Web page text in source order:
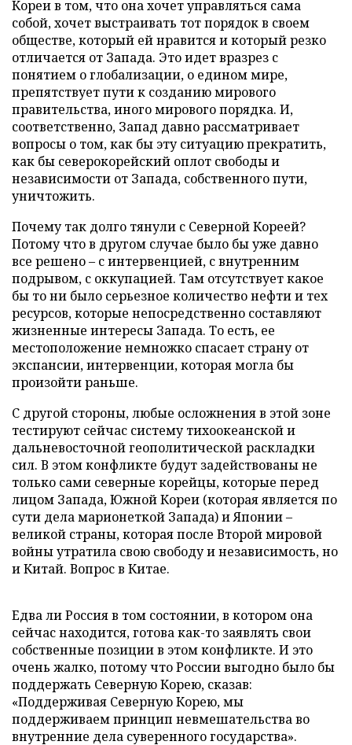
Кореи в том, что она хочет управляться сама
собой, хочет выстраивать тот порядок в своем
обществе, который ей нравится и который резко
отличается от Запада. Это идет вразрез с
понятием о глобализации, о едином мире,
препятствует пути к созданию мирового
правительства, иного мирового порядка. И,
соответственно, Запад давно рассматривает
вопросы о том, как бы эту ситуацию прекратить,
как бы северокорейский оплот свободы и
независимости от Запада, собственного пути,
уничтожить.
Почему так долго тянули с Северной Кореей?
Потому что в другом случае было бы уже давно
все решено – с интервенцией, с внутренним
подрывом, с оккупацией. Там отсутствует какое
бы то ни было серьезное количество нефти и тех
ресурсов, которые непосредственно составляют
жизненные интересы Запада. То есть, ее
местоположение немножко спасает страну от
экспансии, интервенции, которая могла бы
произойти раньше.
С другой стороны, любые осложнения в этой зоне
тестируют сейчас систему тихоокеанской и
дальневосточной геополитической раскладки
сил. В этом конфликте будут задействованы не
только сами северные корейцы, которые перед
лицом Запада, Южной Кореи (которая является по
сути дела марионеткой Запада) и Японии –
великой страны, которая после Второй мировой
войны утратила свою свободу и независимость, но
и Китай. Вопрос в Китае.
Едва ли Россия в том состоянии, в котором она
сейчас находится, готова как-то заявлять свои
собственные позиции в этом конфликте. И это
очень жалко, потому что России выгодно было бы
поддержать Северную Корею, сказав:
«Поддерживая Северную Корею, мы
поддерживаем принцип невмешательства во
внутренние дела суверенного государства».